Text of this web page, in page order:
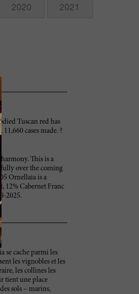
2020 2021
Tuscan red has
cases made. ?
This is a
over the coming
Ornellaia is a
12% Cabernet Franc
2025.
se cache parmi les
les vignobles et les
les collines les
tient une place
sols – marins,